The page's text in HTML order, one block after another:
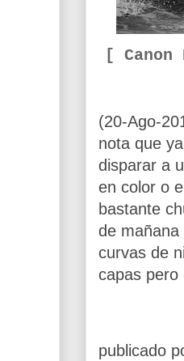
[ Canon
(20-Ago-
nota que
disparar a
en color o
bastante
de
curvas de
capas pero
publicado